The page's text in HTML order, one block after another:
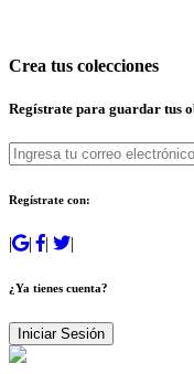
Crea tus colecciones
Regístrate para guardar tus
Regístrate con:
| | | |
¿Ya tienes cuenta?
Iniciar Sesión